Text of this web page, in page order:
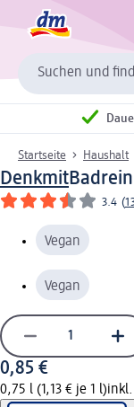
Suchen und
Startseite Haushalt
Denkmit
3.4 (
Vegan
Vegan
0,85 €
0,75 l (1,13 € je 1 l)inkl.